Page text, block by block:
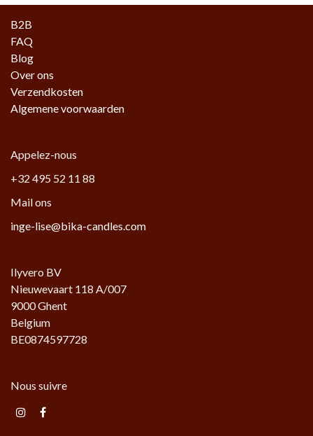
B2B
FAQ
Blog
Over ons
Verzendkosten
Algemene voorwaarden
Appelez-nous
+32 495 52 11 88
Mail ons
inge-lise@bika-candles.com
Ilyvero BV
Nieuwevaart 118 A/007
9000 Ghent
Belgium
BE0874597728
Nous suivre